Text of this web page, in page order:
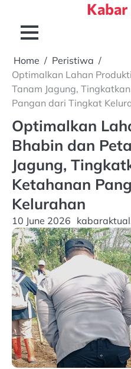
content
Home
Peristiwa
Optimalkan Lahan
Tanam Jagung,
Pangan dari Tingkat
Optimalkan
Bhabin dan
Jagung,
Ketahanan
Kelurahan
10 June 2026